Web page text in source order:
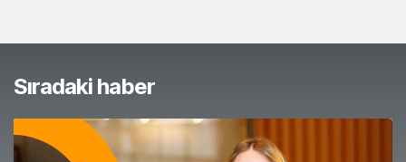
Sıradaki haber